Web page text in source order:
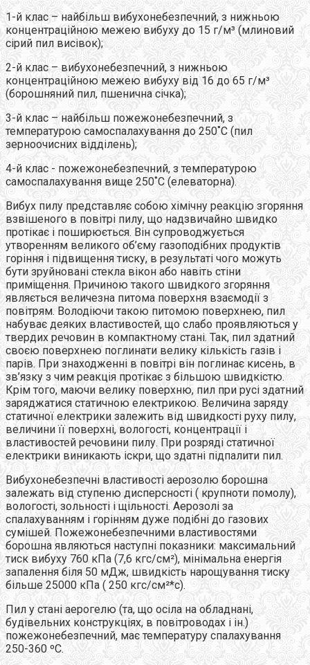
1-й клас – найбільш вибухонебезпечний, з нижньою
концентраційною межею вибуху до 15 г/м³ (млиновий
сірий пил висівок);
2-й клас – вибухонебезпечний, з нижньою
концентраційною межею вибуху від 16 до 65 г/м³
(борошняний пил, пшенична січка);
3-й клас – найбільш пожежонебезпечний, з
температурою самоспалахування до 250˚С (пил
зерноочисних відділень);
4-й клас - пожежонебезпечний, з температурою
самоспалахування вище 250˚С (елеваторна).
Вибух пилу представляє собою хімічну реакцію згоряння
взвішеного в повітрі пилу, що надзвичайно швидко
протікає і поширюється. Він супроводжується
утворенням великого об’єму газоподібних продуктів
горіння і підвищення тиску, в результаті чого можуть
бути зруйновані стекла вікон або навіть стіни
приміщення. Причиною такого швидкого згоряння
являється величезна питома поверхня взаємодії з
повітрям. Володіючи такою питомою поверхнею, пил
набуває деяких властивостей, що слабо проявляються у
твердих речовин в компактному стані. Так, пил здатний
своєю поверхнею поглинати велику кількість газів і
парів. При знаходженні в повітрі він поглинає кисень, в
зв’язку з чим реакція протікає з більшою швидкістю.
Крім того, маючи велику поверхню, пил при русі здатний
заряджатися статичною електрикою. Величина заряду
статичної електрики залежить від швидкості руху пилу,
величини її поверхні, вологості, концентрації і
властивостей речовини пилу. При розряді статичної
електрики виникають іскри, що здатні підпалити пил.
Вибухонебезпечні властивості аерозолю борошна
залежать від ступеню дисперсності ( крупноти помолу),
вологості, зольності і щільності. Аерозолі за
спалахуванням і горінням дуже подібні до газових
сумішей. Пожежонебезпечними властивостями
борошна являються наступні показники: максимальний
тиск вибуху 760 кПа (7,6 кгс/см²), мінімальна енергія
запалення біля 50 мДж, швидкість нарощування тиску
більше 25000 кПа ( 250 кгс/см²*с).
Пил у стані аерогелю (та, що осіла на обладнані,
будівельних конструкціях, в повітроводах і ін.)
пожежонебезпечний, має температуру спалахування
250-360 ºС.